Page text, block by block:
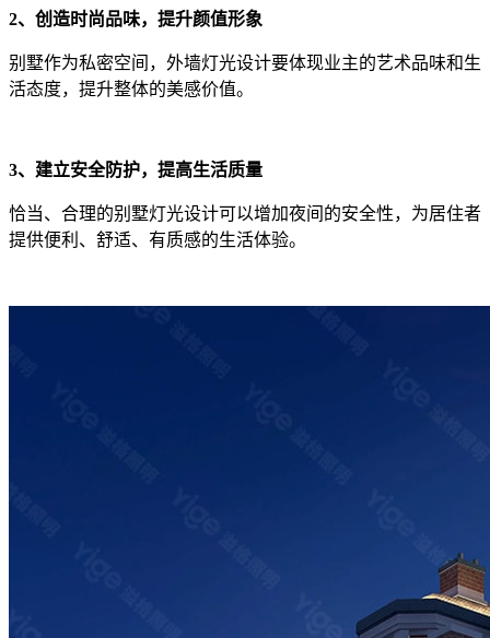
2、创造时尚品味，提升颜值形象
别墅作为私密空间，外墙灯光设计要体现业主的艺术品味和生
活态度，提升整体的美感价值。
3、建立安全防护，提高生活质量
恰当、合理的别墅灯光设计可以增加夜间的安全性，为居住者
提供便利、舒适、有质感的生活体验。